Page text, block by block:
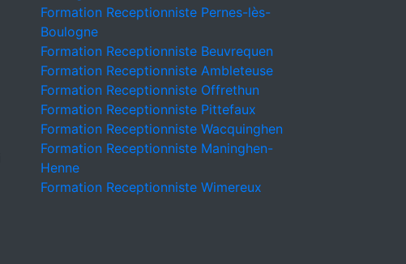
Formation Receptionniste Pernes-lès-
Boulogne
Formation Receptionniste Beuvrequen
Formation Receptionniste Ambleteuse
Formation Receptionniste Offrethun
Formation Receptionniste Pittefaux
Formation Receptionniste Wacquinghen
Formation Receptionniste Maninghen-
Henne
Formation Receptionniste Wimereux